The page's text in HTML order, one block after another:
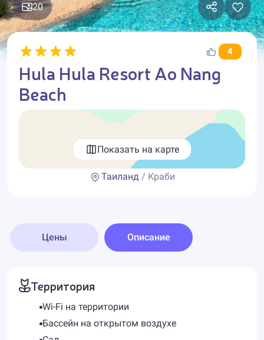
20
4
Hula Hula Resort Ao Nang
Beach
Показать на карте
Таиланд / Краби
Цены Описание
Территория
Wi-Fi на территории
Бассейн на открытом воздухе